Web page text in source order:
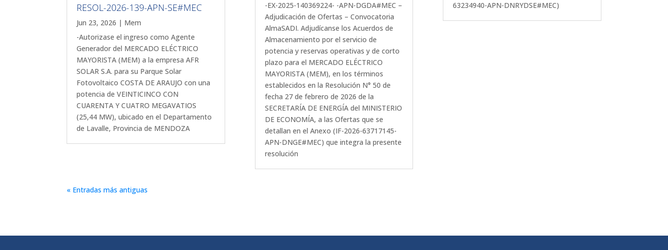
RESOL-2026-139-APN-SE#MEC
Jun 23, 2026 | Mem
-Autorizase el ingreso como Agente
Generador del MERCADO ELÉCTRICO
MAYORISTA (MEM) a la empresa AFR
SOLAR S.A. para su Parque Solar
Fotovoltaico COSTA DE ARAUJO con una
potencia de VEINTICINCO CON
CUARENTA Y CUATRO MEGAVATIOS
(25,44 MW), ubicado en el Departamento
de Lavalle, Provincia de MENDOZA
-EX-2025-140369224- -APN-DGDA#MEC –
Adjudicación de Ofertas – Convocatoria
AlmaSADI. Adjudícanse los Acuerdos de
Almacenamiento por el servicio de
potencia y reservas operativas y de corto
plazo para el MERCADO ELÉCTRICO
MAYORISTA (MEM), en los términos
establecidos en la Resolución N° 50 de
fecha 27 de febrero de 2026 de la
SECRETARÍA DE ENERGÍA del MINISTERIO
DE ECONOMÍA, a las Ofertas que se
detallan en el Anexo (IF-2026-63717145-
APN-DNGE#MEC) que integra la presente
resolución
63234940-APN-DNRYDSE#MEC)
« Entradas más antiguas